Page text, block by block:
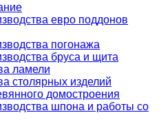
евро поддонов
погонажа
бруса и щита
ламели
столярных изделий
домостроения
шпона и работы со